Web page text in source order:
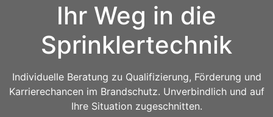
Ihr Weg in die
Sprinklertechnik
Individuelle Beratung zu Qualifizierung, Förderung und
Karrierechancen im Brandschutz. Unverbindlich und auf
Ihre Situation zugeschnitten.